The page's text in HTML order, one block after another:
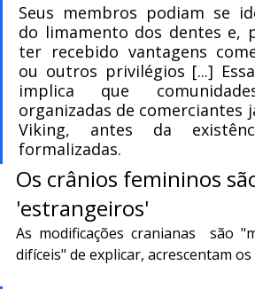
Seus membros podiam se
do limamento dos dentes e,
ter recebido vantagens
ou outros privilégios [...]
implica que
organizadas de comerciantes
Viking, antes da
formalizadas.
Os crânios femininos
'estrangeiros'
As modificações cranianas  são
difíceis" de explicar, acrescentam